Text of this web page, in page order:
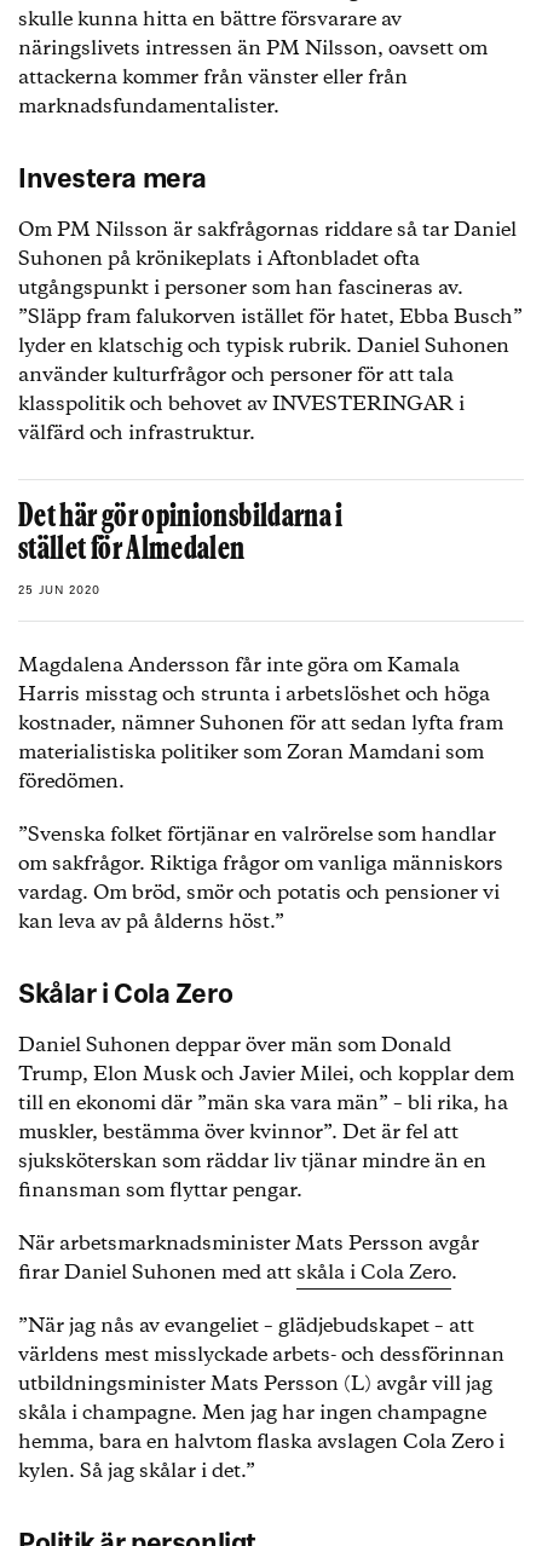
skulle kunna hitta en bättre försvarare av
näringslivets intressen än PM Nilsson, oavsett om
attackerna kommer från vänster eller från
marknadsfundamentalister.
Investera mera
Om PM Nilsson är sakfrågornas riddare så tar Daniel
Suhonen på krönikeplats i Aftonbladet ofta
utgångspunkt i personer som han fascineras av.
”Släpp fram falukorven istället för hatet, Ebba Busch”
lyder en klatschig och typisk rubrik. Daniel Suhonen
använder kulturfrågor och personer för att tala
klasspolitik och behovet av INVESTERINGAR i
välfärd och infrastruktur.
Det här gör opinionsbildarna i
stället för Almedalen
25 JUN 2020
Magdalena Andersson får inte göra om Kamala
Harris misstag och strunta i arbetslöshet och höga
kostnader, nämner Suhonen för att sedan lyfta fram
materialistiska politiker som Zoran Mamdani som
föredömen.
”Svenska folket förtjänar en valrörelse som handlar
om sakfrågor. Riktiga frågor om vanliga människors
vardag. Om bröd, smör och potatis och pensioner vi
kan leva av på ålderns höst.”
Skålar i Cola Zero
Daniel Suhonen deppar över män som Donald
Trump, Elon Musk och Javier Milei, och kopplar dem
till en ekonomi där ”män ska vara män” – bli rika, ha
muskler, bestämma över kvinnor”. Det är fel att
sjuksköterskan som räddar liv tjänar mindre än en
finansman som flyttar pengar.
När arbetsmarknadsminister Mats Persson avgår
firar Daniel Suhonen med attskåla i Cola Zero.
”När jag nås av evangeliet – glädjebudskapet – att
världens mest misslyckade arbets- och dessförinnan
utbildningsminister Mats Persson (L) avgår vill jag
skåla i champagne. Men jag har ingen champagne
hemma, bara en halvtom flaska avslagen Cola Zero i
kylen. Så jag skålar i det.”